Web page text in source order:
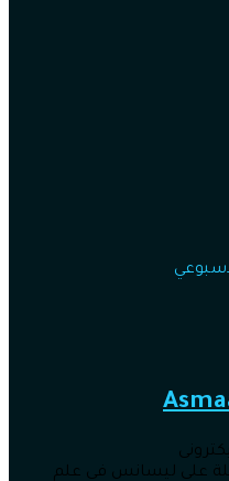
على ليسانس فى علم